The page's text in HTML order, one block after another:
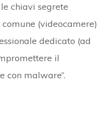
chiavi segrete
(videocamere)
dedicato (ad
il
con malware”.